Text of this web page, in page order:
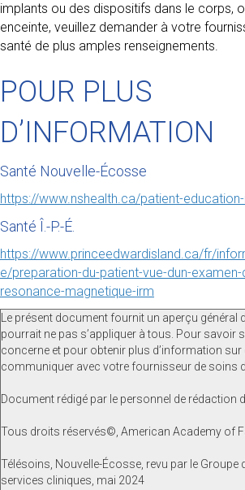
implants ou des dispositifs dans le corps,
enceinte, veuillez demander à votre
santé de plus amples renseignements.
POUR PLUS
D’INFORMATION
Santé Nouvelle-Écosse
https://www.nshealth.ca/patient-
Santé Î.-P.-É.
https://www.princeedwardisland.ca/fr/
e/preparation-du-patient-vue-dun-
resonance-magnetique-irm
Le présent document fournit un aperçu général
pourrait ne pas s’appliquer à tous. Pour savoir
concerne et pour obtenir plus d’information sur
communiquer avec votre fournisseur de soins
Document rédigé par le personnel de rédaction
Tous droits réservés©, American Academy of
Télésoins, Nouvelle-Écosse, revu par le Groupe
services cliniques, mai 2024